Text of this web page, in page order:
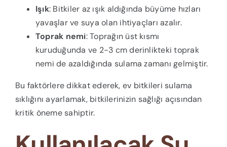
Işık: Bitkiler az ışık aldığında büyüme hızları
yavaşlar ve suya olan ihtiyaçları azalır.
Toprak nemi: Toprağın üst kısmı
kuruduğunda ve 2-3 cm derinlikteki toprak
nemi de azaldığında sulama zamanı gelmiştir.
Bu faktörlere dikkat ederek, ev bitkileri sulama
sıklığını ayarlamak, bitkilerinizin sağlığı açısından
kritik öneme sahiptir.